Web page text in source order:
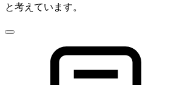
と考えています。